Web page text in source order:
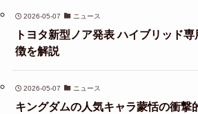
2026-05-07 ニュース
トヨタ新型ノア発表 ハイブリッド
徴を解説
2026-05-07 ニュース
キングダムの人気キャラ蒙恬の衝撃